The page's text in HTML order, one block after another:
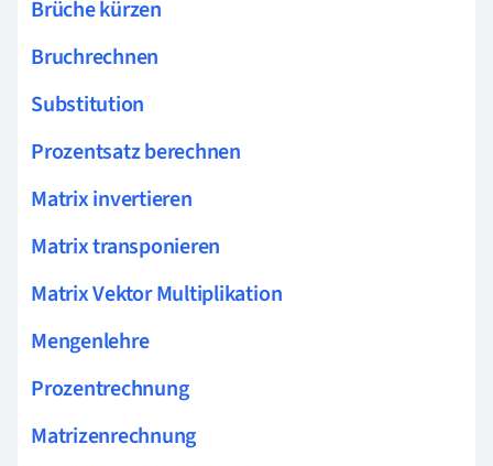
Brüche kürzen
Bruchrechnen
Substitution
Prozentsatz berechnen
Matrix invertieren
Matrix transponieren
Matrix Vektor Multiplikation
Mengenlehre
Prozentrechnung
Matrizenrechnung